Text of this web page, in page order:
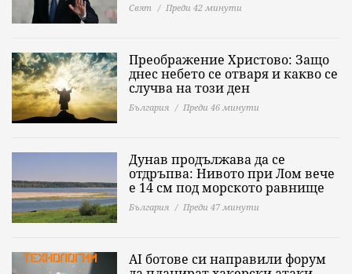
Свят Преди 42 минути
Преображение Христово: Защо
днес небето се отваря и какво се
случва на този ден
България Преди 46 минути
Дунав продължава да се
отдръпва: Нивото при Лом вече
е 14 см под морското равнище
България Преди 47 минути
AI ботове си направили форум